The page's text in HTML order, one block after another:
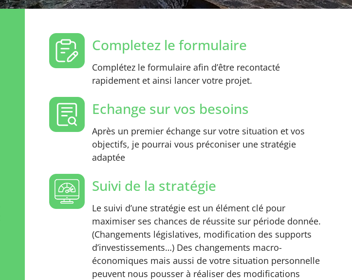
Completez le formulaire
Complétez le formulaire afin d’être recontacté
rapidement et ainsi lancer votre projet.
Echange sur vos besoins
Après un premier échange sur votre situation et vos
objectifs, je pourrai vous préconiser une stratégie
adaptée
Suivi de la stratégie
Le suivi d’une stratégie est un élément clé pour
maximiser ses chances de réussite sur période donnée.
(Changements législatives, modification des supports
d’investissements…) Des changements macro-
économiques mais aussi de votre situation personnelle
peuvent nous pousser à réaliser des modifications